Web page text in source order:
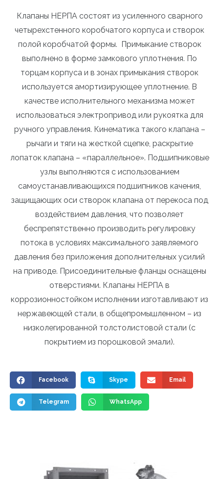
Клапаны НЕРПА состоят из усиленного сварного
четырехстенного коробчатого корпуса и створок
полой коробчатой формы. Примыкание створок
выполнено в форме замкового уплотнения. По
торцам корпуса и в зонах примыкания створок
используется амортизирующее уплотнение. В
качестве исполнительного механизма может
использоваться электропривод или рукоятка для
ручного управления. Кинематика такого клапана –
рычаги и тяги на жесткой сцепке, раскрытие
лопаток клапана – «параллельное». Подшипниковые
узлы выполняются с использованием
самоустанавливающихся подшипников качения,
защищающих оси створок клапана от перекоса под
воздействием давления, что позволяет
беспрепятственно производить регулировку
потока в условиях максимального заявляемого
давления без приложения дополнительных усилий
на приводе. Присоединительные фланцы оснащены
отверстиями. Клапаны НЕРПА в
коррозионностойком исполнении изготавливают из
нержавеющей стали, в общепромышленном – из
низколегированной толстолистовой стали (с
покрытием из порошковой эмали).
Facebook Skype Email
Telegram WhatsApp